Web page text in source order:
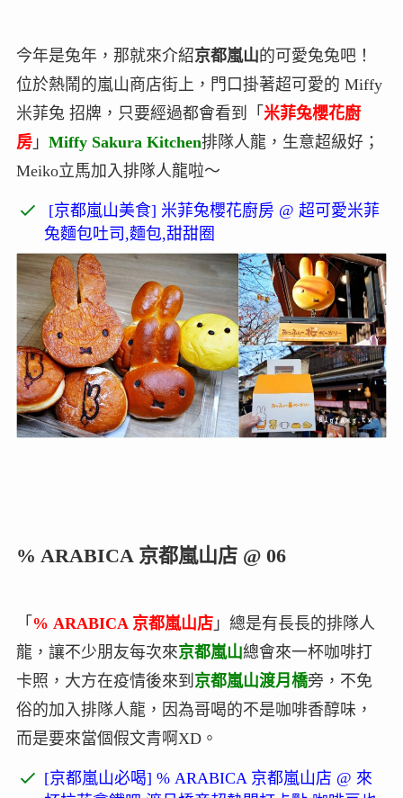
今年是兔年，那就來介紹京都嵐山的可愛兔兔吧！
位於熱鬧的嵐山商店街上，門口掛著超可愛的 Miffy
米菲兔 招牌，只要經過都會看到「 米菲兔櫻花廚
房」 Miffy Sakura Kitchen排隊人龍，生意超級好；
Meiko立馬加入排隊人龍啦～
[京都嵐山美食] 米菲兔櫻花廚房 @ 超可愛米菲
兔麵包吐司,麵包,甜甜圈
% ARABICA 京都嵐山店 @ 06
「 % ARABICA 京都嵐山店」總是有長長的排隊人
龍，讓不少朋友每次來京都嵐山總會來一杯咖啡打
卡照，大方在疫情後來到 京都嵐山渡月橋旁，不免
俗的加入排隊人龍，因為哥喝的不是咖啡香醇味，
而是要來當個假文青啊XD。
[京都嵐山必喝] % ARABICA 京都嵐山店 @ 來